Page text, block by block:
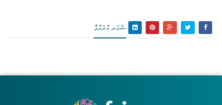
ޝެއަރ ކުރައްވާ